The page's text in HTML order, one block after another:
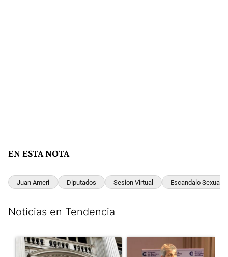
EN ESTA NOTA
Juan Ameri Diputados Sesion Virtual Escandalo Sexual
Noticias en Tendencia
Un artículo de tendencia con el título "Las reservas del Banco